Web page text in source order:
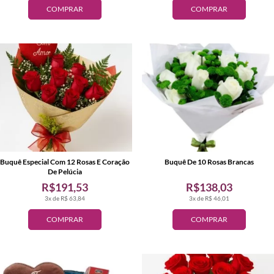
COMPRAR COMPRAR
COMPRAR
3x de R$ 63,84
R$191,53
Buquê Especial Com 12 Rosas E Coração
De Pelúcia
COMPRAR
3x de R$ 46,01
R$138,03
Buquê De 10 Rosas Brancas